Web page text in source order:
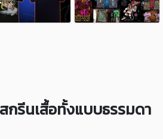
กรีนเสื้อทั้งแบบธรรมดา